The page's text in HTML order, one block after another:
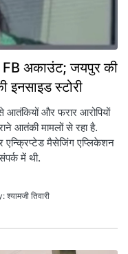
FB अकाउंट; जयपुर की
स्टोरी
आतंकियों और फरार आरोपियों
आतंकी मामलों से रहा है.
एन्क्रिप्टेड मैसेजिंग एप्लिकेशन
में थी.
तिवारी